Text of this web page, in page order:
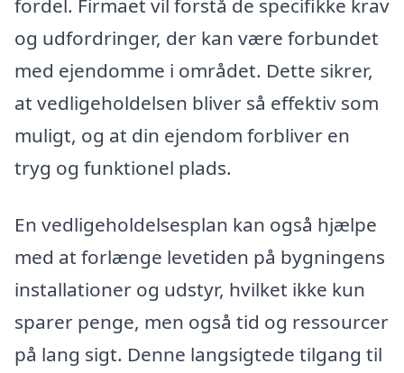
fordel. Firmaet vil forstå de specifikke krav
og udfordringer, der kan være forbundet
med ejendomme i området. Dette sikrer,
at vedligeholdelsen bliver så effektiv som
muligt, og at din ejendom forbliver en
tryg og funktionel plads.
En vedligeholdelsesplan kan også hjælpe
med at forlænge levetiden på bygningens
installationer og udstyr, hvilket ikke kun
sparer penge, men også tid og ressourcer
på lang sigt. Denne langsigtede tilgang til